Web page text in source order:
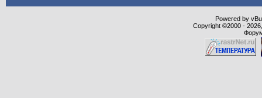
Powered by
Copyright ©2000 -